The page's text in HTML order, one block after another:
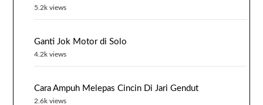
5.2k views
Ganti Jok Motor di Solo
4.2k views
Cara Ampuh Melepas Cincin Di Jari Gendut
2.6k views